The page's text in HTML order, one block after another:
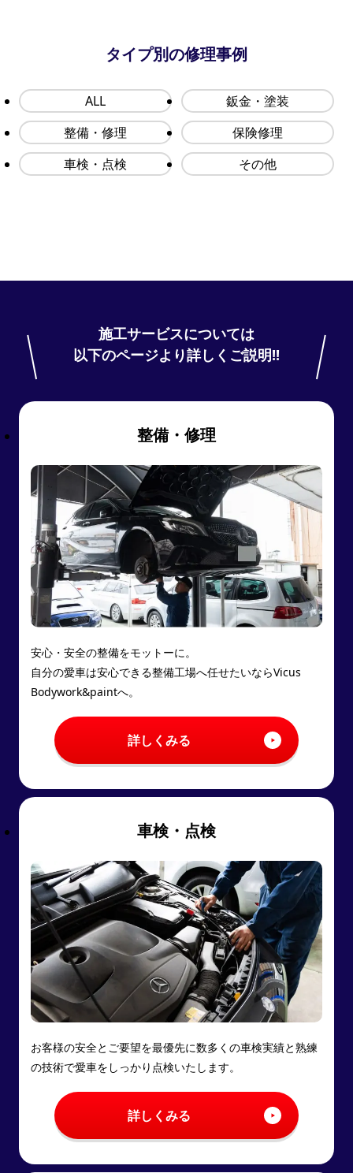
タイプ別の修理事例
ALL
鈑金・塗装
整備・修理
保険修理
車検・点検
その他
施工サービスについては
以下のページより詳しくご説明!!
整備・修理
安心・安全の整備をモットーに。
自分の愛車は安心できる整備工場へ任せたいならVicus
Bodywork&paintへ。
詳しくみる
車検・点検
お客様の安全とご要望を最優先に数多くの車検実績と熟練
の技術で愛車をしっかり点検いたします。
詳しくみる